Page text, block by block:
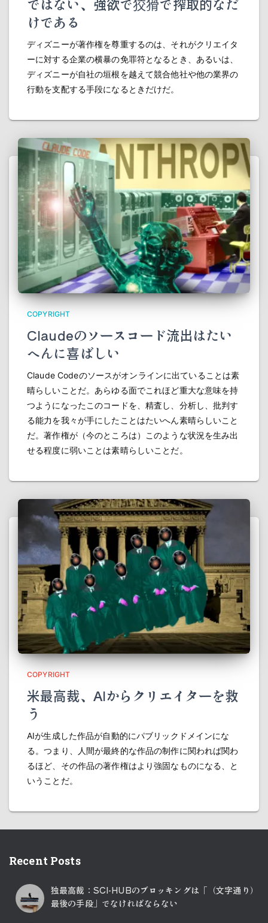
けである
ディズニーが著作権を尊重するのは、それがクリエイタ
ーに対する企業の横暴の免罪符となるとき、あるいは、
ディズニーが自社の垣根を越えて競合他社や他の業界の
行動を支配する手段になるときだけだ。
COPYRIGHT
Claudeのソースコード流出はたい
へんに喜ばしい
Claude Codeのソースがオンラインに出ていることは素
晴らしいことだ。あらゆる面でこれほど重大な意味を持
つようになったこのコードを、精査し、分析し、批判す
る能力を我々が手にしたことはたいへん素晴らしいこと
だ。著作権が（今のところは）このような状況を生み出
せる程度に弱いことは素晴らしいことだ。
COPYRIGHT
米最高裁、AIからクリエイターを救
う
AIが生成した作品が自動的にパブリックドメインにな
る。つまり、人間が最終的な作品の制作に関われば関わ
るほど、その作品の著作権はより強固なものになる、と
いうことだ。
Recent Posts
独最高裁：SCI-HUBのブロッキングは「（文字通り）
最後の手段」でなければならない